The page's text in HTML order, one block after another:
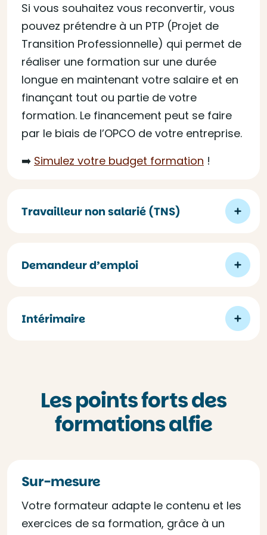
Si vous souhaitez vous reconvertir, vous
pouvez prétendre à un PTP (Projet de
Transition Professionnelle) qui permet de
réaliser une formation sur une durée
longue en maintenant votre salaire et en
finançant tout ou partie de votre
formation. Le financement peut se faire
par le biais de l’OPCO de votre entreprise.
➡️ Simulez votre budget formation !
Travailleur non salarié (TNS)
Demandeur d’emploi
Intérimaire
Les points forts des
formations alfie
Sur-mesure
Votre formateur adapte le contenu et les
exercices de sa formation, grâce à un